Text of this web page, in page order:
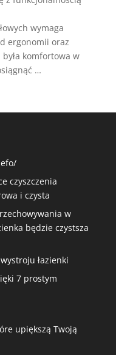
wymaga
ergonomii oraz
komfortowa w
…
czyszczenia
i czysta
w
będzie czystsza
łazienki
7 prostym
upiększą Twoją